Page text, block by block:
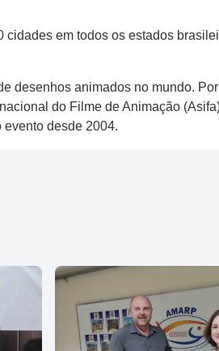
em todos os estados
desenhos animados no mundo.
do Filme de Animação
desde 2004.